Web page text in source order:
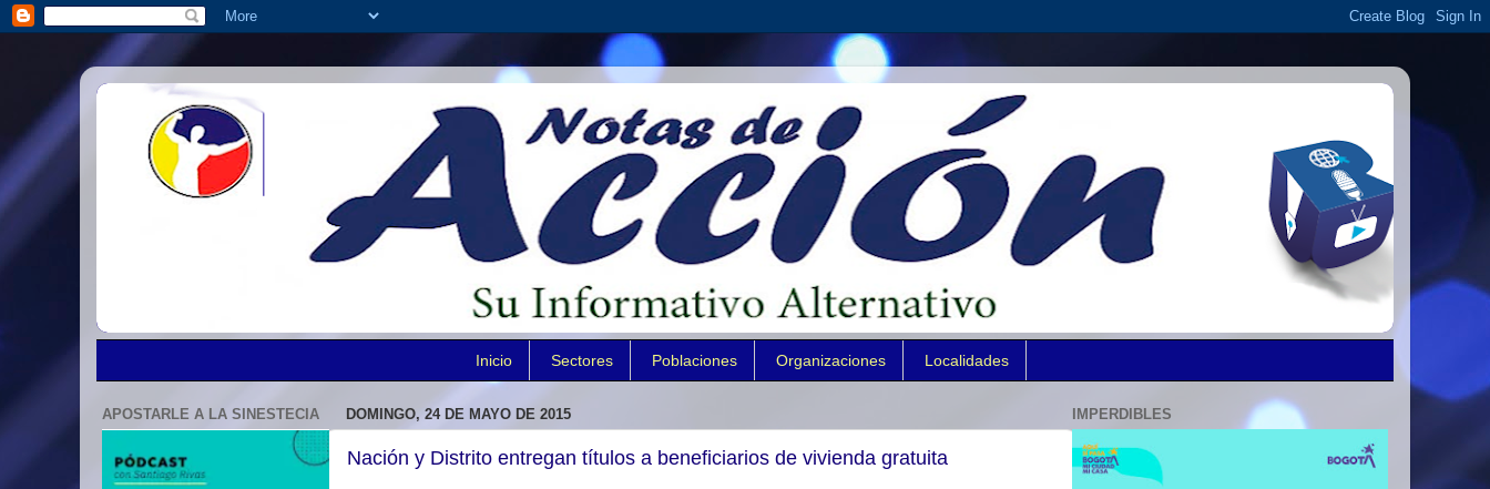
Inicio Sectores Poblaciones Organizaciones Localidades
DOMINGO, 24 DE MAYO DE 2015
Nación y Distrito entregan títulos a beneficiarios de vivienda gratuita
APOSTARLE A LA SINESTECIA IMPERDIBLES